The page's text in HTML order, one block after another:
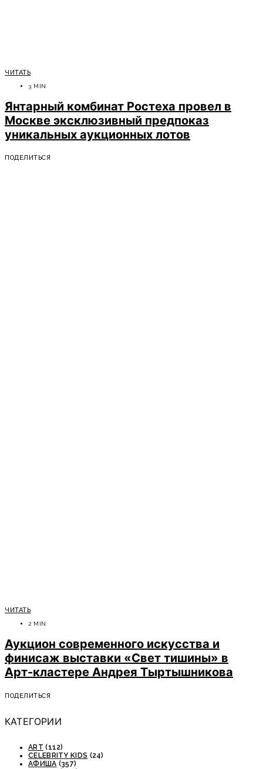
ЧИТАТЬ
3 MIN
Янтарный комбинат Ростеха провел в
Москве эксклюзивный предпоказ
уникальных аукционных лотов
ПОДЕЛИТЬСЯ
ЧИТАТЬ
2 MIN
Аукцион современного искусства и
финисаж выставки «Свет тишины» в
Арт-кластере Андрея Тыртышникова
ПОДЕЛИТЬСЯ
КАТЕГОРИИ
ART (112)
CELEBRITY KIDS (24)
АФИША (357)